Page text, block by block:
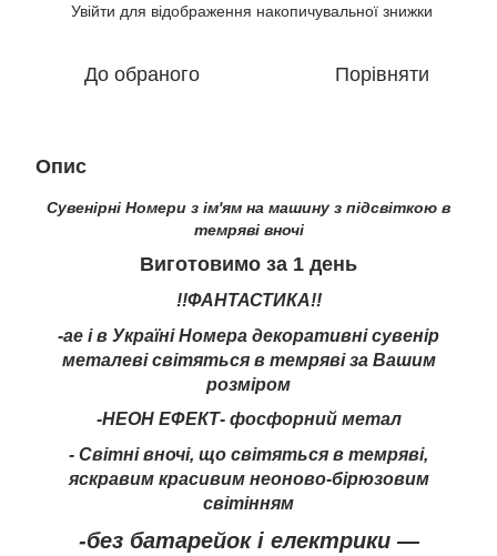
Увійти для відображення накопичувальної знижки
До обраного Порівняти
Опис
Сувенірні Номери з ім'ям на машину з підсвіткою в
темряві вночі
Виготовимо за 1 день
!!ФАНТАСТИКА!!
-ae і в Україні Номера декоративні сувенір
металеві світяться в темряві за Вашим
розміром
-НЕОН ЕФЕКТ- фосфорний метал
- Світні вночі, що світяться в темряві,
яскравим красивим неоново-бірюзовим
світінням
-без батарейок і електрики —